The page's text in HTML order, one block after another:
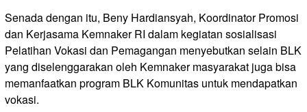
Senada dengan itu, Beny Hardiansyah, Koordinator Promosi
dan Kerjasama Kemnaker RI dalam kegiatan sosialisasi
Pelatihan Vokasi dan Pemagangan menyebutkan selain BLK
yang diselenggarakan oleh Kemnaker masyarakat juga bisa
memanfaatkan program BLK Komunitas untuk mendapatkan
vokasi.